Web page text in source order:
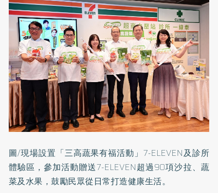
圖/現場設置「三高蔬果有福活動」7-ELEVEN及診所
體驗區，參加活動贈送7-ELEVEN超過90項沙拉、蔬
菜及水果，鼓勵民眾從日常打造健康生活。